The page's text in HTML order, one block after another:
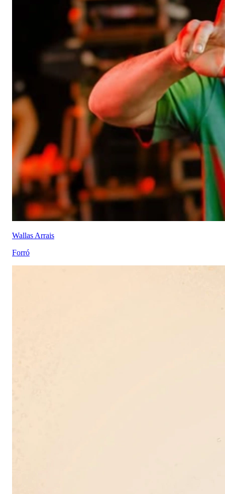
Wallas Arrais
Forró